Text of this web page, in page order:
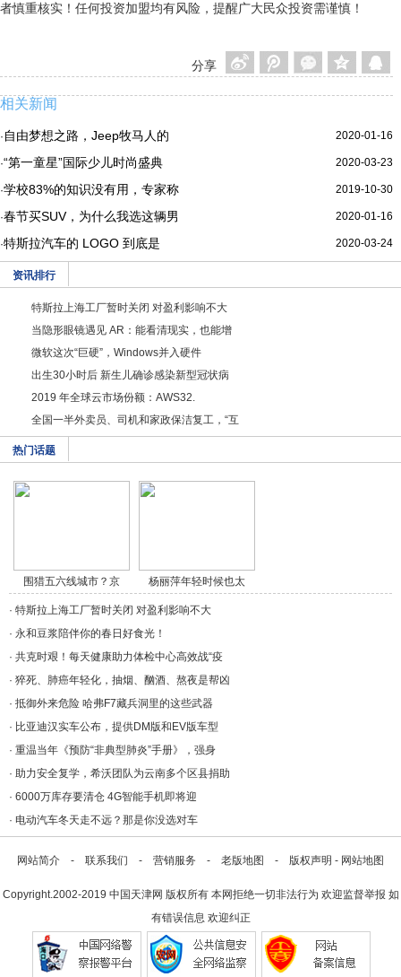
者慎重核实！任何投资加盟均有风险，提醒广大民众投资需谨慎！
分享
相关新闻
2020-01-16
· 自由梦想之路，Jeep牧马人的
2020-03-23
·“第一童星”国际少儿时尚盛典
2019-10-30
·学校83%的知识没有用，专家称
2020-01-16
·春节买SUV，为什么我选这辆男
2020-03-24
·特斯拉汽车的 LOGO 到底是
资讯排行
特斯拉上海工厂暂时关闭 对盈利影响不大
当隐形眼镜遇见 AR：能看清现实，也能增
微软这次“巨硬”，Windows并入硬件
出生30小时后 新生儿确诊感染新型冠状病
2019 年全球云市场份额：AWS32.
全国一半外卖员、司机和家政保洁复工，“互
热门话题
围猎五六线城市？京
东/a>
杨丽萍年轻时候也太
美/a>
· 特斯拉上海工厂暂时关闭 对盈利影响不大
· 永和豆浆陪伴你的春日好食光！
· 共克时艰！每天健康助力体检中心高效战“疫
· 猝死、肺癌年轻化，抽烟、酗酒、熬夜是帮凶
· 抵御外来危险 哈弗F7藏兵洞里的这些武器
· 比亚迪汉实车公布，提供DM版和EV版车型
· 重温当年《预防“非典型肺炎”手册》，强身
· 助力安全复学，希沃团队为云南多个区县捐助
· 6000万库存要清仓 4G智能手机即将迎
· 电动汽车冬天走不远？那是你没选对车
网站简介 - 联系我们 - 营销服务 - 老版地图 - 版权声明 - 网站地图
Copyright.2002-2019 中国天津网 版权所有 本网拒绝一切非法行为 欢迎监督举报 如
有错误信息 欢迎纠正